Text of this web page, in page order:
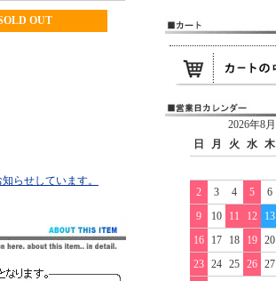
OUT
らせしています。
2026年8月
日
月 火 水 木
2
3 4 5 6
9
10 11 12 13
16
17 18 19 20
23
24 25 26 27